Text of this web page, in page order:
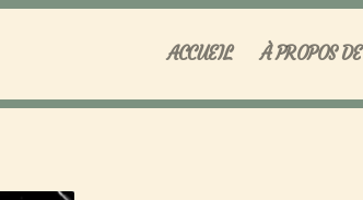
ACCUEIL À PROPOS DE